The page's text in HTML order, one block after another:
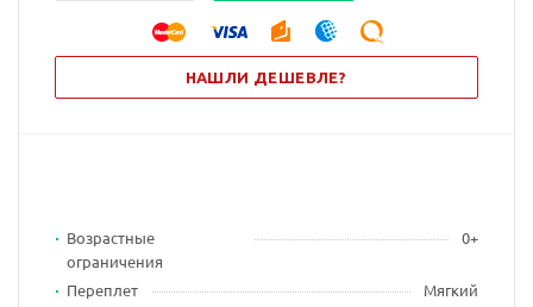
НАШЛИ ДЕШЕВЛЕ?
Возрастные
ограничения
0+
Переплет
Мягкий